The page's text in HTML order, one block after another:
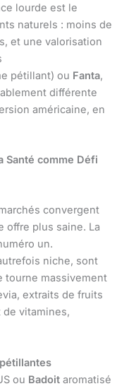
lourde est le
naturels : moins de
et une valorisation
pétillant) ou Fanta,
différente
américaine, en
Santé comme Défi
convergent
offre plus saine. La
un.
niche, sont
tourne massivement
extraits de fruits
vitamines,
ou Badoit aromatisé